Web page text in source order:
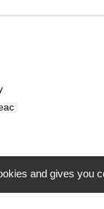
and gives you